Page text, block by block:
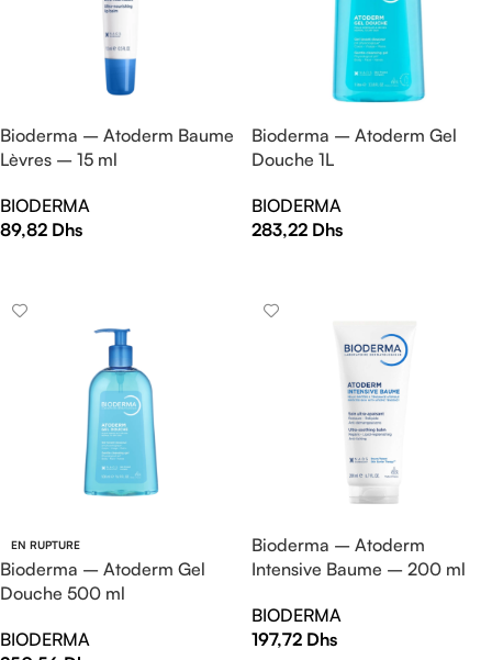
Bioderma – Atoderm Baume
Lèvres – 15 ml
BIODERMA
89,82 Dhs
Bioderma – Atoderm Gel
Douche 1L
BIODERMA
283,22 Dhs
EN RUPTURE
Bioderma – Atoderm Gel
Douche 500 ml
BIODERMA
Bioderma – Atoderm
Intensive Baume – 200 ml
BIODERMA
197,72 Dhs